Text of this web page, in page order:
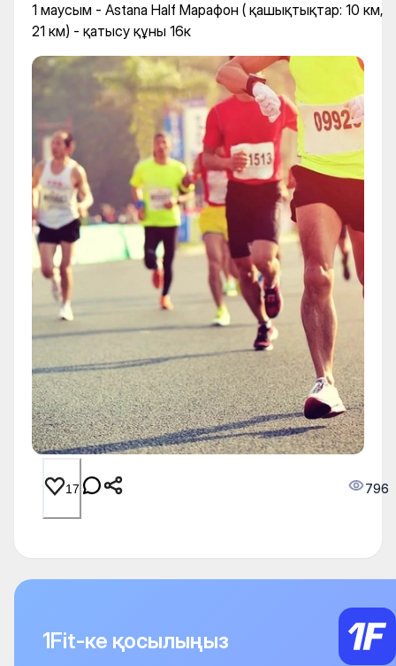
1 маусым - Astana Half Марафон ( қашықтықтар: 10 км,
21 км) - қатысу құны 16к
17 796
1Fit-ке қосылыңыз